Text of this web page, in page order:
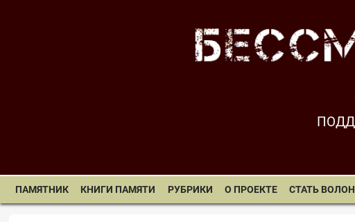
ПАМЯТНИК КНИГИ ПАМЯТИ РУБРИКИ О ПРОЕКТЕ СТАТЬ